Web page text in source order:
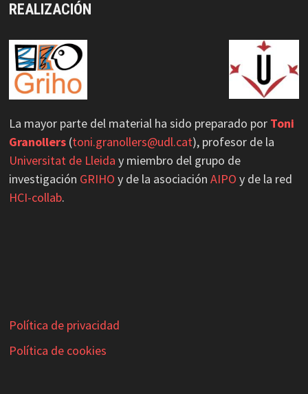
MPIu+a Retuiteado
GRIHO participa en Accessibility Day 2025
#acessibility
Load More
REALIZACIÓN
La mayor parte del material ha sido preparado por Toni
Granollers(toni.granollers@udl.cat), profesor de la
Universitat de Lleida y miembro del grupo de
investigación GRIHO y de la asociación AIPO y de la red
HCI-collab.
Política de privacidad
Política de cookies